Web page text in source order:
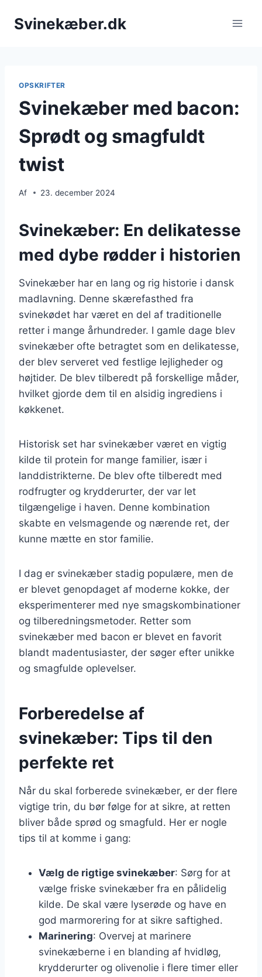
Svinekæber.dk
OPSKRIFTER
Svinekæber med bacon:
Sprødt og smagfuldt
twist
Af 23. december 2024
Svinekæber: En delikatesse
med dybe rødder i historien
Svinekæber har en lang og rig historie i dansk
madlavning. Denne skærefasthed fra
svinekødet har været en del af traditionelle
retter i mange århundreder. I gamle dage blev
svinekæber ofte betragtet som en delikatesse,
der blev serveret ved festlige lejligheder og
højtider. De blev tilberedt på forskellige måder,
hvilket gjorde dem til en alsidig ingrediens i
køkkenet.
Historisk set har svinekæber været en vigtig
kilde til protein for mange familier, især i
landdistrikterne. De blev ofte tilberedt med
rodfrugter og krydderurter, der var let
tilgængelige i haven. Denne kombination
skabte en velsmagende og nærende ret, der
kunne mætte en stor familie.
I dag er svinekæber stadig populære, men de
er blevet genopdaget af moderne kokke, der
eksperimenterer med nye smagskombinationer
og tilberedningsmetoder. Retter som
svinekæber med bacon er blevet en favorit
blandt madentusiaster, der søger efter unikke
og smagfulde oplevelser.
Forberedelse af
svinekæber: Tips til den
perfekte ret
Når du skal forberede svinekæber, er der flere
vigtige trin, du bør følge for at sikre, at retten
bliver både sprød og smagfuld. Her er nogle
tips til at komme i gang:
Vælg de rigtige svinekæber: Sørg for at
vælge friske svinekæber fra en pålidelig
kilde. De skal være lyserøde og have en
god marmorering for at sikre saftighed.
Marinering: Overvej at marinere
svinekæberne i en blanding af hvidløg,
krydderurter og olivenolie i flere timer eller